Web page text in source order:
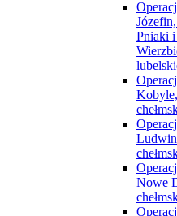
Pniaki i
Nowe